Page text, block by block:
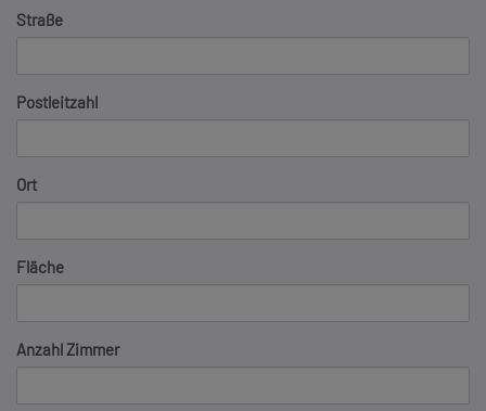
Straße
Postleitzahl
Ort
Fläche
Anzahl Zimmer